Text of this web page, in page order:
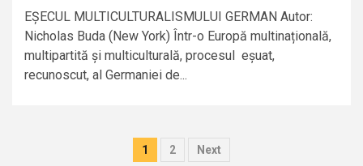
EȘECUL MULTICULTURALISMULUI GERMAN Autor:
Nicholas Buda (New York) Într-o Europă multinațională,
multipartită și multiculturală, procesul eșuat,
recunoscut, al Germaniei de...
Posts
1 2 Next